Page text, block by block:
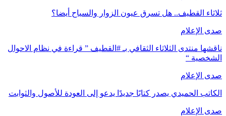
ثلاثاء القطيف.. هل تسرق عيون الزوار والسياح أيضا؟
صدى الإعلام
ناقشها منتدى الثلاثاء الثقافي بـ #القطيف ” قراءة في نظام الاحوال
الشخصية “
صدى الإعلام
الكاتب الحميدي يصدر كتابًا جديدًا يدعو إلى العودة للأصول والثوابت
صدى الإعلام